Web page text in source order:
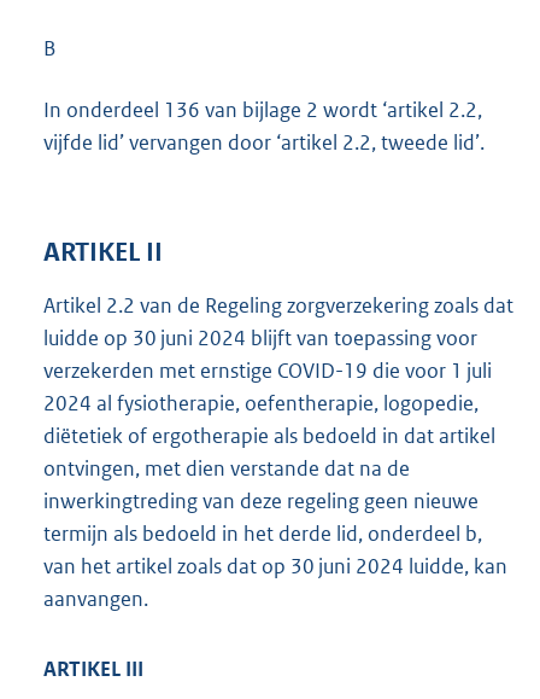
B
In onderdeel 136 van bijlage 2 wordt ‘artikel 2.2,
vijfde lid’ vervangen door ‘artikel 2.2, tweede lid’.
ARTIKEL II
Artikel 2.2 van de Regeling zorgverzekering zoals dat
luidde op 30 juni 2024 blijft van toepassing voor
verzekerden met ernstige COVID-19 die voor 1 juli
2024 al fysiotherapie, oefentherapie, logopedie,
diëtetiek of ergotherapie als bedoeld in dat artikel
ontvingen, met dien verstande dat na de
inwerkingtreding van deze regeling geen nieuwe
termijn als bedoeld in het derde lid, onderdeel b,
van het artikel zoals dat op 30 juni 2024 luidde, kan
aanvangen.
ARTIKEL III